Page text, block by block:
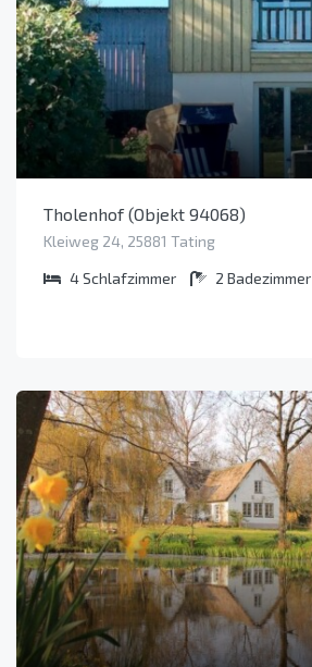
Tholenhof (Objekt 94068)
Kleiweg 24, 25881 Tating
4Schlafzimmer 2 Badezimmer